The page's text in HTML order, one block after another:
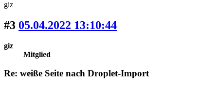
giz
#3 05.04.2022 13:10:44
giz
Mitglied
Re: weiße Seite nach Droplet-Import